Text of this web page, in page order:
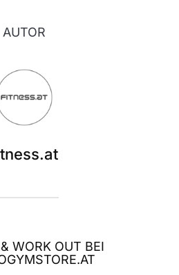
AUTOR
WORK OUT BEI